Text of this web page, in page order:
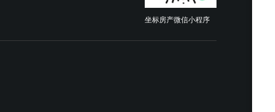
坐标房产微信小程序